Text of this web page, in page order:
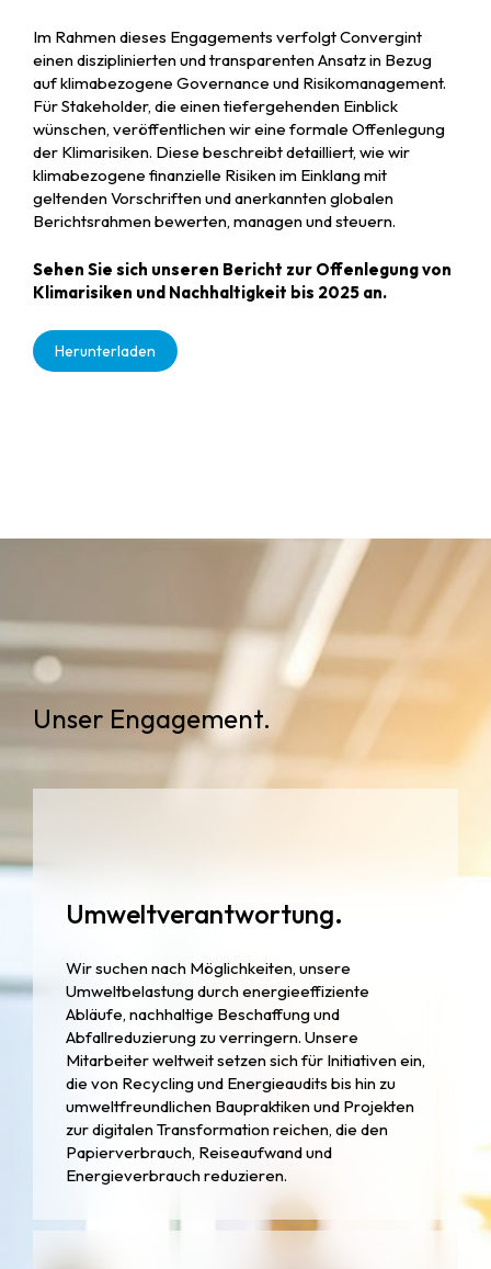
Im Rahmen dieses Engagements verfolgt Convergint
einen disziplinierten und transparenten Ansatz in Bezug
auf klimabezogene Governance und Risikomanagement.
Für Stakeholder, die einen tiefergehenden Einblick
wünschen, veröffentlichen wir eine formale Offenlegung
der Klimarisiken. Diese beschreibt detailliert, wie wir
klimabezogene finanzielle Risiken im Einklang mit
geltenden Vorschriften und anerkannten globalen
Berichtsrahmen bewerten, managen und steuern.
Sehen Sie sich unseren Bericht zur Offenlegung von
Klimarisiken und Nachhaltigkeit bis 2025 an.
Herunterladen
Unser Engagement.
Umweltverantwortung.
Wir suchen nach Möglichkeiten, unsere
Umweltbelastung durch energieeffiziente
Abläufe, nachhaltige Beschaffung und
Abfallreduzierung zu verringern. Unsere
Mitarbeiter weltweit setzen sich für Initiativen ein,
die von Recycling und Energieaudits bis hin zu
umweltfreundlichen Baupraktiken und Projekten
zur digitalen Transformation reichen, die den
Papierverbrauch, Reiseaufwand und
Energieverbrauch reduzieren.